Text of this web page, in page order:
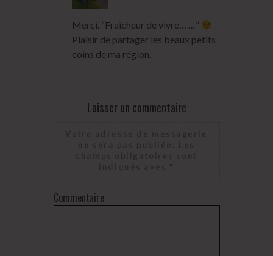
Merci. “Fraicheur de vivre… …”
Plaisir de partager les beaux petits
coins de ma région.
Laisser un commentaire
Commentaire